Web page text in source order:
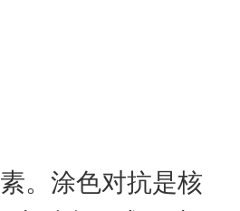
。涂色对抗是核